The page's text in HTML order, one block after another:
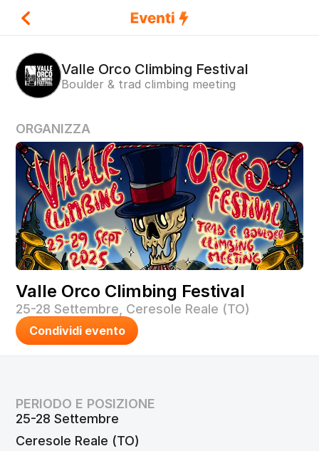
Valle Orco Climbing Festival
Boulder & trad climbing meeting
ORGANIZZA
25-28 Settembre
Ceresole Reale (TO)
PERIODO E POSIZIONE
Name
Condividi evento
25-28 Settembre, Ceresole Reale (TO)
Valle Orco Climbing Festival